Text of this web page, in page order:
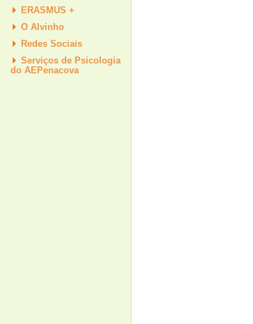
ERASMUS +
O Alvinho
Redes Sociais
Serviços de Psicologia
do AEPenacova